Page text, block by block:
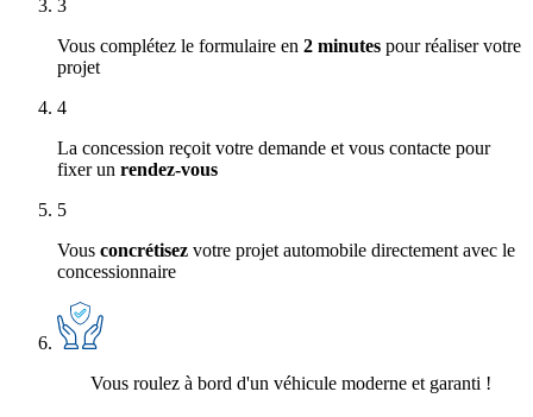
3
Vous complétez le formulaire en 2 minutes pour réaliser votre
projet
4
La concession reçoit votre demande et vous contacte pour
fixer un rendez-vous
5
Vous concrétisez votre projet automobile directement avec le
concessionnaire
Vous roulez à bord d'un véhicule moderne et garanti !